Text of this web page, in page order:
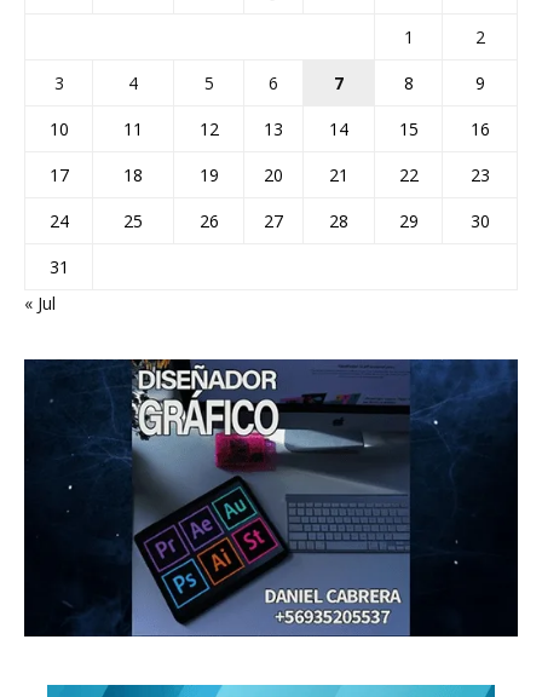
1
2
3
4 5 6 7 8
9
10
11 12 13 14 15
16
17
18 19 20 21 22
23
24
25 26 27 28 29
30
31
« Jul